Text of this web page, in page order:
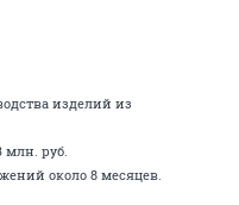
изделий из
млн. руб.
около 8 месяцев.